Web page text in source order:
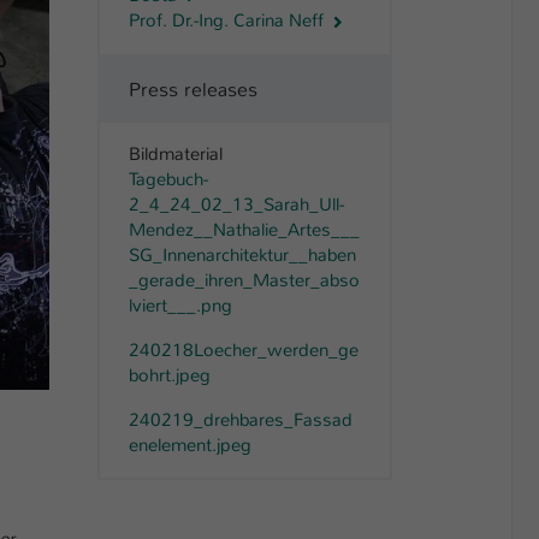
Prof. Dr.-Ing. Carina Neff
Press releases
Bildmaterial
Tagebuch-
2_4_24_02_13_Sarah_Ull-
Mendez__Nathalie_Artes___
SG_Innenarchitektur__haben
_gerade_ihren_Master_abso
lviert___.png
240218Loecher_werden_ge
bohrt.jpeg
240219_drehbares_Fassad
enelement.jpeg